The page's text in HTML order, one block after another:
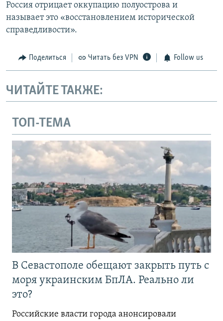
Россия отрицает оккупацию полуострова и
называет это «восстановлением исторической
справедливости».
Поделиться Читать без VPN Follow us
ЧИТАЙТЕ ТАКЖЕ:
ТОП-ТЕМА
В Севастополе обещают закрыть путь с
моря украинским БпЛА. Реально ли
это?
Российские власти города анонсировали